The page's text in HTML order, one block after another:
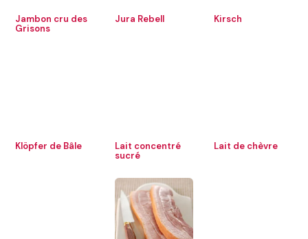
Jambon cru des
Grisons
Jura Rebell Kirsch
Klöpfer de Bâle
Lait concentré
sucré
Lait de chèvre